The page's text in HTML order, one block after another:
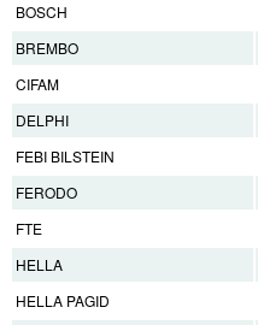
BOSCH
BREMBO
CIFAM
DELPHI
FEBI BILSTEIN
FERODO
FTE
HELLA
HELLA PAGID